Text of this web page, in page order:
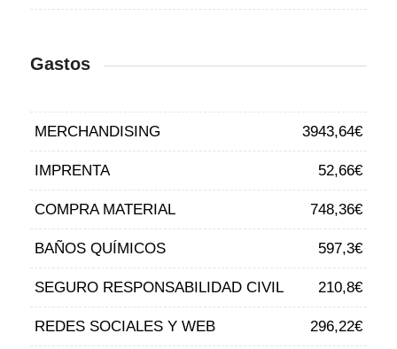
Gastos
MERCHANDISING 3943,64€
IMPRENTA 52,66€
COMPRA MATERIAL 748,36€
BAÑOS QUÍMICOS 597,3€
SEGURO RESPONSABILIDAD CIVIL 210,8€
REDES SOCIALES Y WEB 296,22€